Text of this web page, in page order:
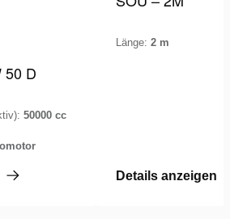
50 D
50000 cc
Länge: 2 m
Details anzeigen